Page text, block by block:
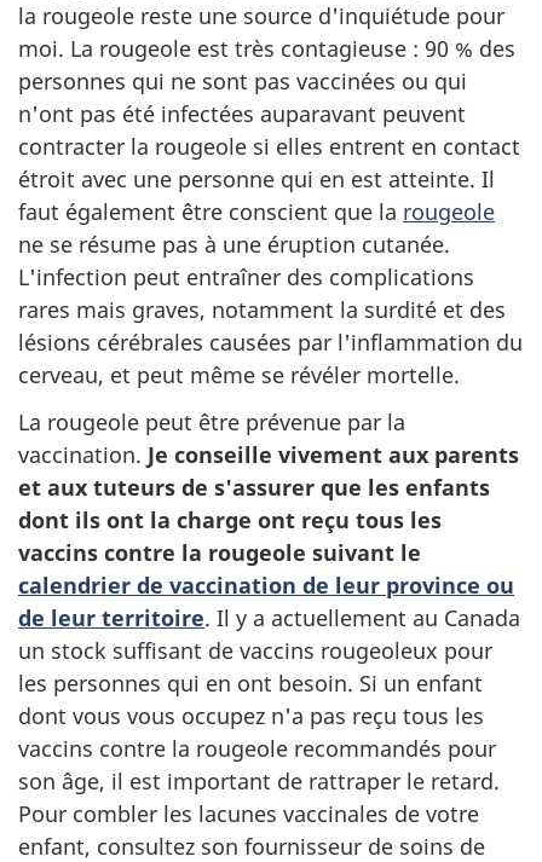
la rougeole reste une source d'inquiétude pour
moi. La rougeole est très contagieuse : 90 % des
personnes qui ne sont pas vaccinées ou qui
n'ont pas été infectées auparavant peuvent
contracter la rougeole si elles entrent en contact
étroit avec une personne qui en est atteinte. Il
faut également être conscient que la rougeole
ne se résume pas à une éruption cutanée.
L'infection peut entraîner des complications
rares mais graves, notamment la surdité et des
lésions cérébrales causées par l'inflammation du
cerveau, et peut même se révéler mortelle.
La rougeole peut être prévenue par la
vaccination. Je conseille vivement aux parents
et aux tuteurs de s'assurer que les enfants
dont ils ont la charge ont reçu tous les
vaccins contre la rougeole suivant le
calendrier de vaccination de leur province ou
de leur territoire. Il y a actuellement au Canada
un stock suffisant de vaccins rougeoleux pour
les personnes qui en ont besoin. Si un enfant
dont vous vous occupez n'a pas reçu tous les
vaccins contre la rougeole recommandés pour
son âge, il est important de rattraper le retard.
Pour combler les lacunes vaccinales de votre
enfant, consultez son fournisseur de soins de